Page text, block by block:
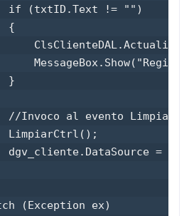
if (txtID.Text != "")
{
}
//Invoco al evento
LimpiarCtrl();
dgv_cliente.DataSource =
(Exception ex)